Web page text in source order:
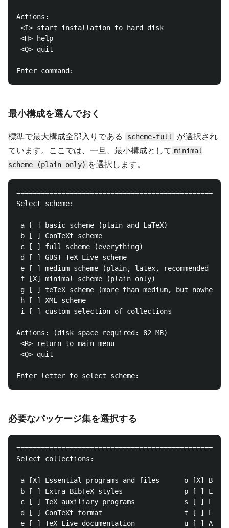
Actions:
<I> start installation to hard disk
<H> help
<Q> quit
最小構成を選んでおく
標準で最大構成全部入りである scheme-full
が選択され
ています。ここでは、一旦、最小構成として minimal
scheme (plain only) を選択します。
Select scheme:
a [ ] basic scheme (plain and LaTeX)
b [ ] ConTeXt scheme
c [ ] full scheme (everything)
d [ ] GUST TeX Live scheme
e [ ] medium scheme (plain, latex, recommended
f [X] minimal scheme (plain only)
g [ ] teTeX scheme (more than medium, but
h [ ] XML scheme
i [ ] custom selection of collections
Actions: (disk space required: 82 MB)
<R> return to main menu
<Q> quit
必要なパッケージ集を選択する
Select collections:
a [X] Essential programs and files      o [X]
b [ ] Extra BibTeX styles               p [ ] LaTeX
c [ ] TeX auxiliary programs            s [ ]
d [ ] ConTeXt format                    t [
e [ ] TeX Live documentation            u [ ]